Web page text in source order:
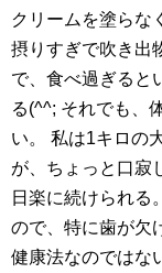
クリームを塗らな
摂りすぎで吹き出
で、食べ過ぎると
る(^^; それでも、
い。 私は1キロの
が、ちょっと口寂
日楽に続けられる
ので、特に歯が欠
健康法なのではな